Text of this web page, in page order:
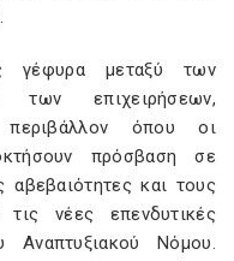
γέφυρα μεταξύ των
των επιχειρήσεων,
περιβάλλον όπου οι
πρόσβαση σε
αβεβαιότητες και τους
νέες επενδυτικές
Αναπτυξιακού Νόμου.